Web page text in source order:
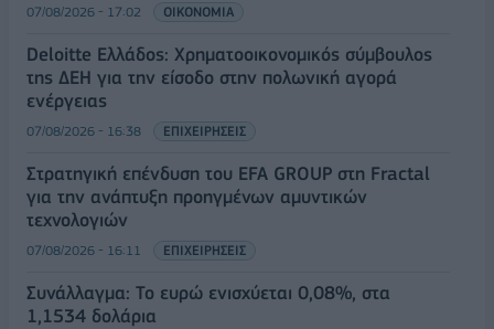
07/08/2026 - 17:02 ΟΙΚΟΝΟΜΙΑ
Deloitte Ελλάδος: Χρηματοοικονομικός σύμβουλος
της ΔΕΗ για την είσοδο στην πολωνική αγορά
ενέργειας
07/08/2026 - 16:38 ΕΠΙΧΕΙΡΗΣΕΙΣ
Στρατηγική επένδυση του EFA GROUP στη Fractal
για την ανάπτυξη προηγμένων αμυντικών
τεχνολογιών
07/08/2026 - 16:11 ΕΠΙΧΕΙΡΗΣΕΙΣ
Συνάλλαγμα: Το ευρώ ενισχύεται 0,08%, στα
1,1534 δολάρια